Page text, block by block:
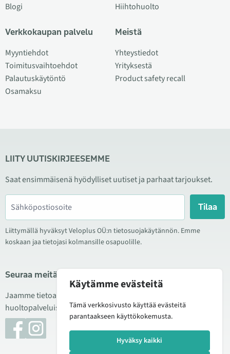
Blogi
Verkkokaupan palvelu
Myyntiehdot
Toimitusvaihtoehdot
Palautuskäytöntö
Osamaksu
Hiihtohuolto
Meistä
Yhteystiedot
Yrityksestä
Product safety recall
LIITY UUTISKIRJEESEMME
Saat ensimmäisenä hyödylliset uutiset ja parhaat tarjoukset.
Tilaa
Liittymällä hyväksyt Veloplus OÜ:n tietosuojakäytännön. Emme
koskaan jaa tietojasi kolmansille osapuolille.
Seuraa meitä sosiaalisessa mediassa
Jaamme tietoa hyvistä tarjouksista, uusista tuotteista ja
huoltopalveluista. Joskus julkaisemme myös tuote-esittelyjä.
Käytämme evästeitä
Tämä verkkosivusto käyttää evästeitä
parantaakseen käyttökokemusta.
Hyväksy kaikki